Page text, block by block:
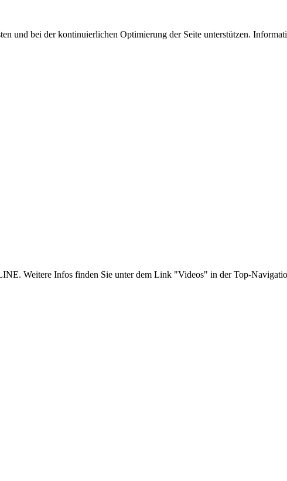
und bei der kontinuierlichen Optimierung der Seite unterstützen.
Weitere Infos finden Sie unter dem Link "Videos" in der Top-